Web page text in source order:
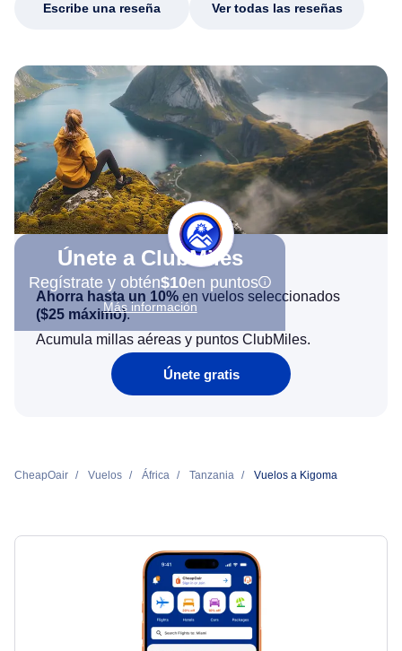
Escribe una reseña Ver todas las reseñas
Únete a ClubMiles
Regístrate y obtén$10en puntos
Más información
Ahorra hasta un 10% en vuelos seleccionados
($25 máximo).
Acumula millas aéreas y puntos ClubMiles.
Únete gratis
CheapOair Vuelos África Tanzania Vuelos a Kigoma